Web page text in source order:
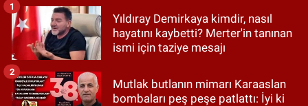
Yıldıray Demirkaya kimdir, nasıl
hayatını kaybetti? Merter'in tanınan
ismi için taziye mesajı
1
Mutlak butlanın mimarı Karaaslan
bombaları peş peşe patlattı: İyi ki
2